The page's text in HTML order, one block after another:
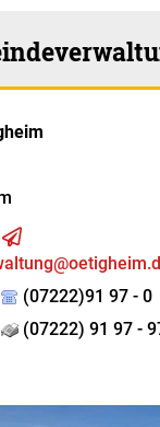
(07222)91 97 - 0
(07222) 91 97 -